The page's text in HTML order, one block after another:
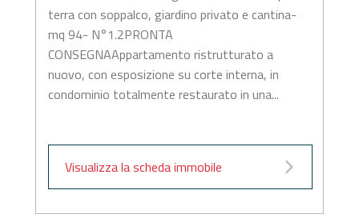
terra con soppalco, giardino privato e cantina-
mq 94- N°1.2PRONTA
CONSEGNAAppartamento ristrutturato a
nuovo, con esposizione su corte interna, in
condominio totalmente restaurato in una...
Visualizza la scheda immobile